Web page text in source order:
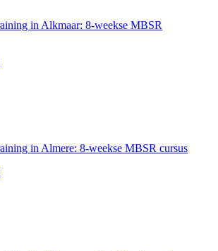
in Alkmaar: 8-weekse MBSR
in Almere: 8-weekse MBSR cursus